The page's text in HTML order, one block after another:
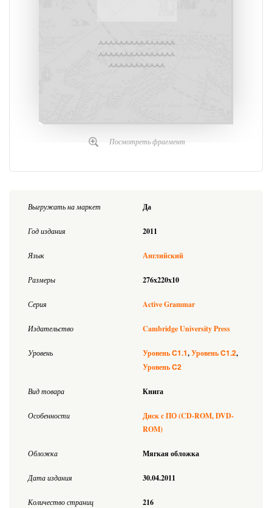
Посмотреть фрагмент
Выгружать на маркет Да
Год издания 2011
Язык Английский
Размеры 276x220x10
Серия Active Grammar
Издательство Cambridge University Press
Уровень УровеньC1.1 УровеньC1.2
УровеньC2
Вид товара Книга
Особенности
Диск с ПО (CD-ROM, DVD-
ROM)
Обложка Мягкая обложка
Дата издания 30.04.2011
Количество страниц 216